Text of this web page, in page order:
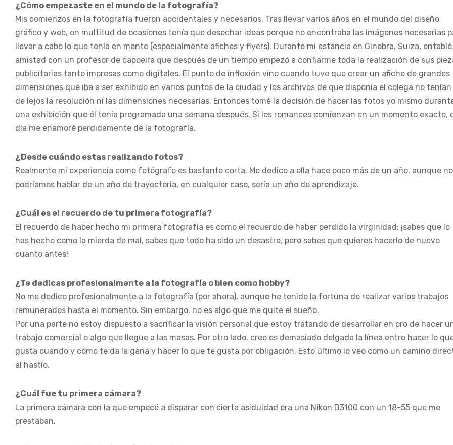
¿Cómo empezaste en el mundo de la fotografía?
Mis comienzos en la fotografía fueron accidentales y necesarios. Tras llevar varios años en el mundo del diseño
gráfico y web, en multitud de ocasiones tenía que desechar ideas porque no encontraba las imágenes necesarias
llevar a cabo lo que tenía en mente (especialmente afiches y flyers). Durante mi estancia en Ginebra, Suiza, entablé
amistad con un profesor de capoeira que después de un tiempo empezó a confiarme toda la realización de sus
publicitarias tanto impresas como digitales. El punto de inflexión vino cuando tuve que crear un afiche de grandes
dimensiones que iba a ser exhibido en varios puntos de la ciudad y los archivos de que disponía el colega no tenían
de lejos la resolución ni las dimensiones necesarias. Entonces tomé la decisión de hacer las fotos yo mismo
una exhibición que él tenía programada una semana después. Si los romances comienzan en un momento exacto,
día me enamoré perdidamente de la fotografía.
¿Desde cuándo estas realizando fotos?
Realmente mi experiencia como fotógrafo es bastante corta. Me dedico a ella hace poco más de un año, aunque no
podríamos hablar de un año de trayectoria, en cualquier caso, sería un año de aprendizaje.
¿Cuál es el recuerdo de tu primera fotografía?
El recuerdo de haber hecho mi primera fotografía es como el recuerdo de haber perdido la virginidad: ¡sabes que lo
has hecho como la mierda de mal, sabes que todo ha sido un desastre, pero sabes que quieres hacerlo de nuevo
cuanto antes!
¿Te dedicas profesionalmente a la fotografía o bien como hobby?
No me dedico profesionalmente a la fotografía (por ahora), aunque he tenido la fortuna de realizar varios trabajos
remunerados hasta el momento. Sin embargo, no es algo que me quite el sueño.
Por una parte no estoy dispuesto a sacrificar la visión personal que estoy tratando de desarrollar en pro de hacer
trabajo comercial o algo que llegue a las masas. Por otro lado, creo es demasiado delgada la línea entre hacer lo
gusta cuando y como te da la gana y hacer lo que te gusta por obligación. Esto último lo veo como un camino
al hastío.
¿Cuál fue tu primera cámara?
La primera cámara con la que empecé a disparar con cierta asiduidad era una Nikon D3100 con un 18-55 que me
prestaban.